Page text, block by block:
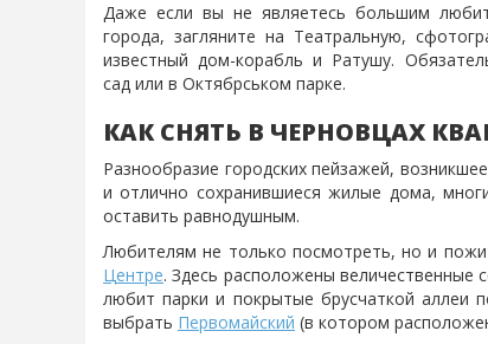
Даже если вы не являетесь большим
города, загляните на Театральную,
известный дом-корабль и Ратушу.
сад или в Октябрськом парке.
КАК СНЯТЬ В ЧЕРНОВЦАХ
Разнообразие городских пейзажей,
и отлично сохранившиеся жилые дома,
оставить равнодушным.
Любителям не только посмотреть, но и
Центре. Здесь расположены
любит парки и покрытые брусчаткой аллеи
выбрать Первомайский (в котором